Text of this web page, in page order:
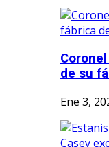
de su
Ene 3,